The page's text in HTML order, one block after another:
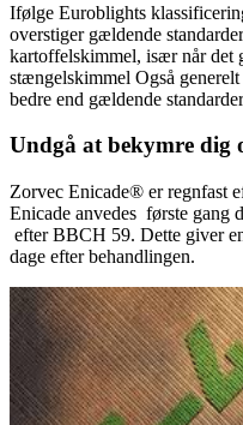
Ifølge Euroblights
overstiger gældende
kartoffelskimmel, især når
stængelskimmel Også
bedre end gældende
Undgå at bekymre dig
Zorvec Enicade® er regnfast
Enicade anvedes første gang
efter BBCH 59. Dette giver
dage efter behandlingen.